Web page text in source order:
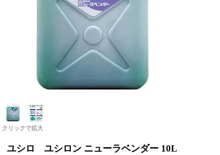
クリックで拡大
ユシロ ユシロン ニューラベンダー 10L